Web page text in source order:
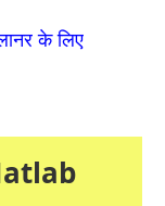
के लिए